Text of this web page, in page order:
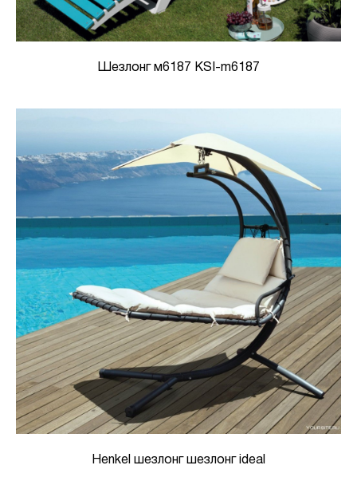
Шезлонг м6187 KSI-m6187
Henkel шезлонг шезлонг ideal